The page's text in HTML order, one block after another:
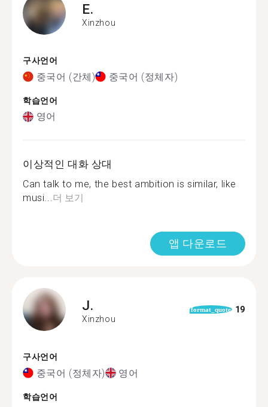
E.
Xinzhou
구사언어
중국어 (간체) 중국어 (정체자)
학습언어
영어
이상적인 대화 상대
Can talk to me, the best ambition is similar, like
musi...더 보기
앱 다운로드
J.
Xinzhou
format_quote 19
구사언어
중국어 (정체자) 영어
학습언어